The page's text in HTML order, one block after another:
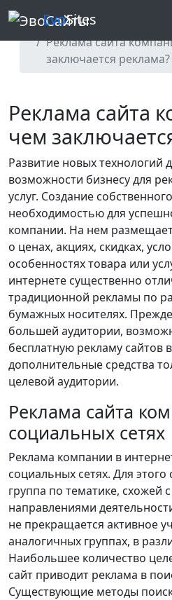
EvoSites
Главная Блог
Реклама сайта
заключается реклама?
Реклама сайта
чем
Развитие новых технологий
возможности бизнесу для
услуг. Создание
необходимостью для
компании. На нем
о ценах, акциях, скидках,
особенностях товара или
интернете существенно
традиционной рекламы по
бумажных носителях.
большей аудитории,
бесплатную рекламу сайтов
дополнительные средства
целевой аудитории.
Реклама сайта
социальных сетях
Реклама компании в
социальных сетях. Для этого
группа по тематике, схожей
направлениями
не прекращается активное
аналогичных группах, в
Наибольшее количество
сайт приводит реклама в
Существующие методы